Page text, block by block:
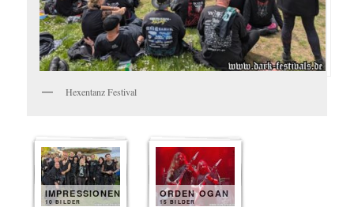
Hexentanz Festival
IMPRESSIONEN
10 BILDER
ORDEN OGAN
15 BILDER